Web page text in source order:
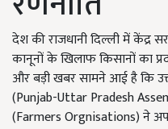
देश की राजधानी दिल्ली में केंद्र
कानूनों के खिलाफ किसानों का
और बड़ी खबर सामने आई है कि
(Punjab-Uttar Pradesh
(Farmers Orgnisations) ने